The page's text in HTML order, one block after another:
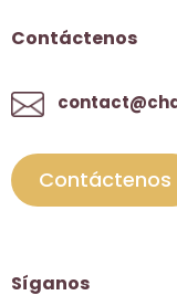
Contáctenos
Contáctenos
Síganos